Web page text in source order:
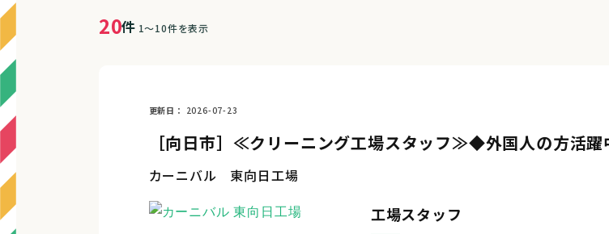
20件 1～10件を表示
更新日 2026-07-23
［向日市］≪クリーニング工場スタッフ≫◆外国人の方活躍
カーニバル 東向日工場
工場スタッフ